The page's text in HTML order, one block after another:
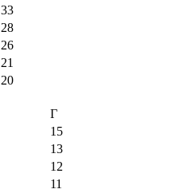
33
28
26
21
20
Г
15
13
12
11